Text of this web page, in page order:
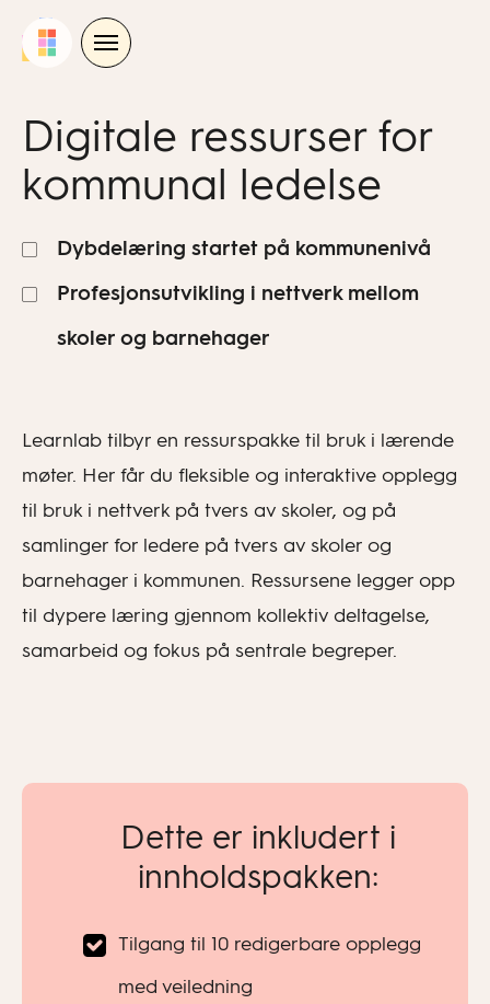
Digitale ressurser for
kommunal ledelse
Dybdelæring startet på kommunenivå
Profesjonsutvikling i nettverk mellom
skoler og barnehager
Learnlab tilbyr en ressurspakke til bruk i lærende
møter. Her får du fleksible og interaktive opplegg
til bruk i nettverk på tvers av skoler, og på
samlinger for ledere på tvers av skoler og
barnehager i kommunen. Ressursene legger opp
til dypere læring gjennom kollektiv deltagelse,
samarbeid og fokus på sentrale begreper.
Dette er inkludert i
innholdspakken:
Tilgang til 10 redigerbare opplegg
med veiledning